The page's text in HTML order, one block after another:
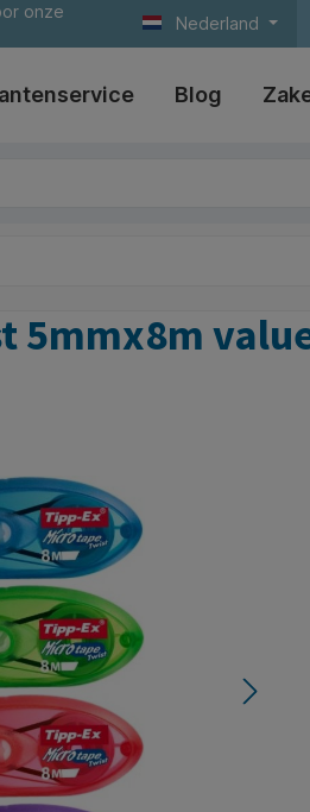
onze
Nederland
Blog